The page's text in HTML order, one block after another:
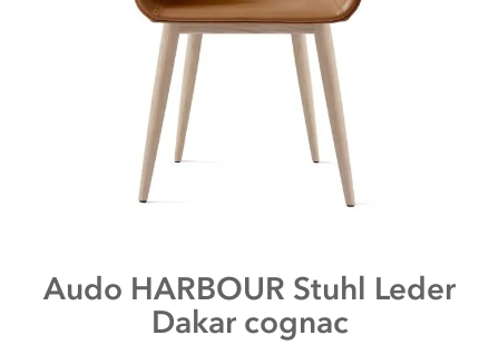
AnfangAudo HARBOUR Stuhl Leder
Dakar cognac